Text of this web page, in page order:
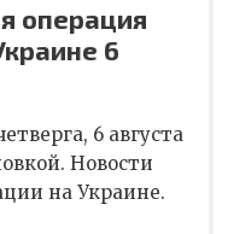
операция
6
6 августа
Новости
на Украине.